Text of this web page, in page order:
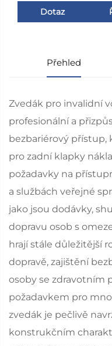
Dotaz
Přehled
Zvedák pro invalidní
profesionální a
bezbariérový přístup,
pro zadní klapky
požadavky na
a službách veřejné
jako jsou dodávky,
dopravu osob s
hrají stále důležitější
dopravě, zajištění
osoby se zdravotním
požadavkem pro
zvedák je pečlivě
konstrukčním